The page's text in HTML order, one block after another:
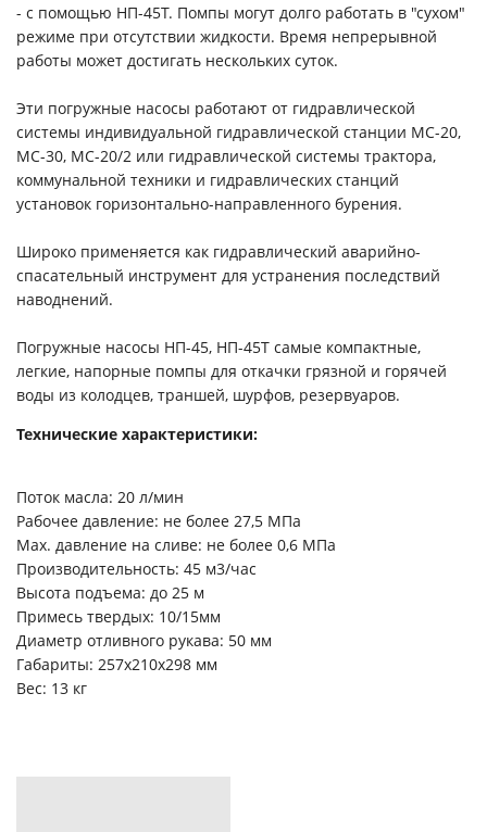
- с помощью НП-45Т. Помпы могут долго работать в "сухом"
режиме при отсутствии жидкости. Время непрерывной
работы может достигать нескольких суток.
Эти погружные насосы работают от гидравлической
системы индивидуальной гидравлической станции МС-20,
МС-30, МС-20/2 или гидравлической системы трактора,
коммунальной техники и гидравлических станций
установок горизонтально-направленного бурения.
Широко применяется как гидравлический аварийно-
спасательный инструмент для устранения последствий
наводнений.
Погружные насосы НП-45, НП-45T самые компактные,
легкие, напорные помпы для откачки грязной и горячей
воды из колодцев, траншей, шурфов, резервуаров.
Технические характеристики:
Поток масла: 20 л/мин
Рабочее давление: не более 27,5 МПа
Max. давление на сливе: не более 0,6 МПа
Производительность: 45 м3/час
Высота подъема: до 25 м
Примесь твердых: 10/15мм
Диаметр отливного рукава: 50 мм
Габариты: 257х210х298 мм
Вес: 13 кг